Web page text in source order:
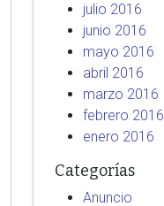
julio 2016
junio 2016
mayo 2016
abril 2016
marzo 2016
febrero 2016
enero 2016
Categorías
Anuncio